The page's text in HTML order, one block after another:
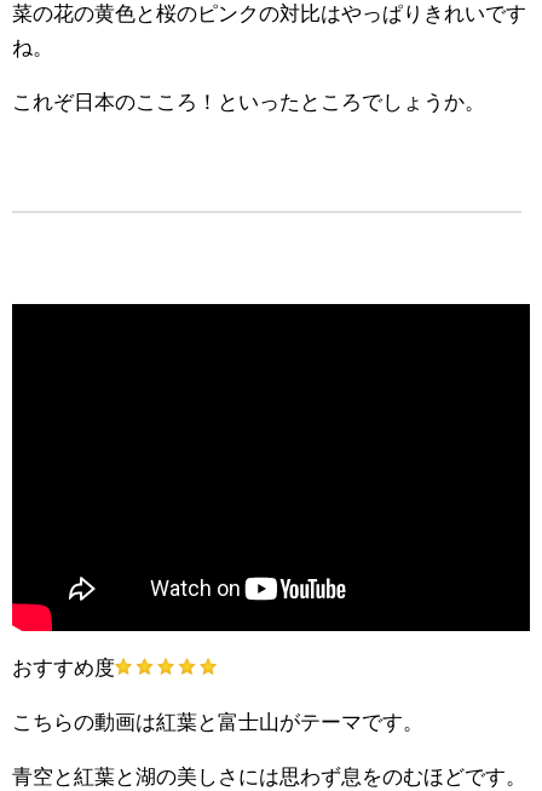
菜の花の黄色と桜のピンクの対比はやっぱりきれいです
ね。
これぞ日本のこころ！といったところでしょうか。
おすすめ度
こちらの動画は紅葉と富士山がテーマです。
青空と紅葉と湖の美しさには思わず息をのむほどです。